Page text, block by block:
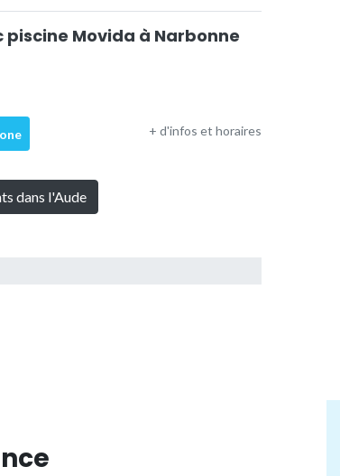
piscine Movida à Narbonne
+ d'infos et horaires
dans l'Aude